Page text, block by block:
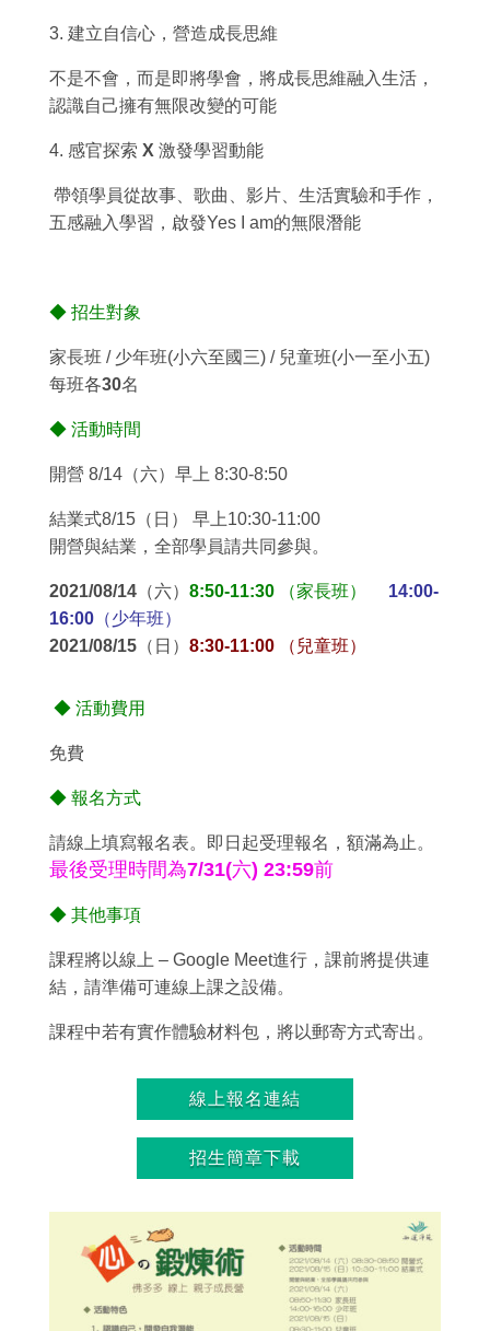
3. 建立自信心，營造成長思維
不是不會，而是即將學會，將成長思維融入生活，
認識自己擁有無限改變的可能
4. 感官探索 X 激發學習動能
帶領學員從故事、歌曲、影片、生活實驗和手作，
五感融入學習，啟發Yes I am的無限潛能
◆ 招生對象
家長班 / 少年班(小六至國三) / 兒童班(小一至小五)
每班各30名
◆ 活動時間
開營 8/14（六）早上 8:30-8:50
結業式8/15（日） 早上10:30-11:00
開營與結業，全部學員請共同參與。
2021/08/14（六） 8:50-11:30 （家長班）
14:00-
16:00（少年班）
2021/08/15（日） 8:30-11:00 （兒童班）
◆ 活動費用
免費
◆ 報名方式
請線上填寫報名表。即日起受理報名，額滿為止。
最後受理時間為7/31(六) 23:59前
◆ 其他事項
課程將以線上 – Google Meet進行，課前將提供連
結，請準備可連線上課之設備。
課程中若有實作體驗材料包，將以郵寄方式寄出。
線上報名連結
招生簡章下載